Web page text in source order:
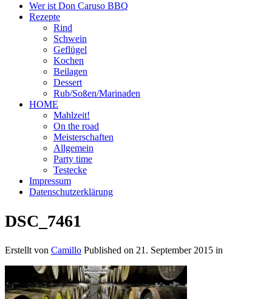
Wer ist Don Caruso BBQ
Rezepte
Rind
Schwein
Geflügel
Kochen
Beilagen
Dessert
Rub/Soßen/Marinaden
HOME
Mahlzeit!
On the road
Meisterschaften
Allgemein
Party time
Testecke
Impressum
Datenschutzerklärung
DSC_7461
Erstellt von Camillo Published on 21. September 2015 in